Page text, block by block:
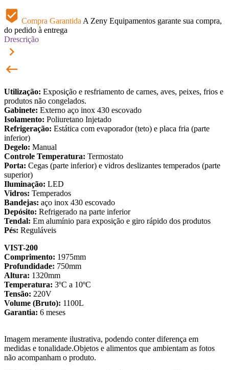
beenhere Compra Garantida A Zeny Equipamentos garante sua compra,
do pedido à entrega
Drescrição
keyboard_arrow_right
keyboard_backspace
Utilização: Exposição e resfriamento de carnes, aves, peixes, frios e
produtos não congelados.
Gabinete: Externo aço inox 430 escovado
Isolamento: Poliuretano Injetado
Refrigeração: Estática com evaporador (teto) e placa fria (parte
inferior)
Degelo: Manual
Controle Temperatura: Termostato
Porta: Cegas (parte inferior) e vidros deslizantes temperados (parte
superior)
Iluminação: LED
Vidros: Temperados
Bandejas: aço inox 430 escovado
Depósito: Refrigerado na parte inferior
Tendal: Em alumínio para exposição e giro rápido dos produtos
Pés: Reguláveis
VIST-200
Comprimento: 1975mm
Profundidade: 750mm
Altura: 1320mm
Temperatura: 3ºC a 10ºC
Tensão: 220V
Volume (Bruto): 1100L
Garantia: 6 meses
Imagem meramente ilustrativa, podendo conter diferença em
medidas e tonalidade.Objetos e alimentos que ambientam as fotos
não acompanham o produto.